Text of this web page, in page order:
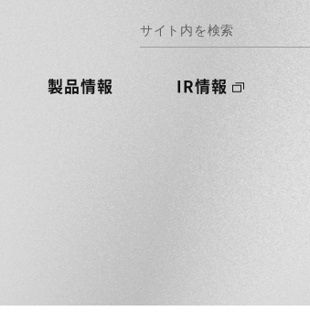
製品情報 IR情報